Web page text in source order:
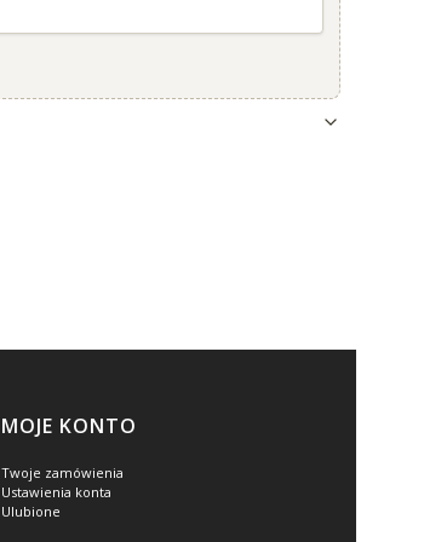
MOJE KONTO
Twoje zamówienia
Ustawienia konta
Ulubione